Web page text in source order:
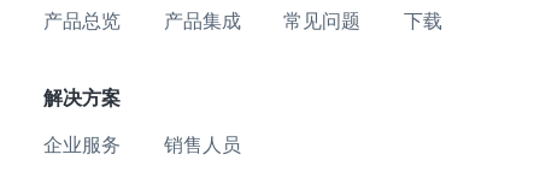
产品总览 产品集成 常见问题 下载
解决方案
企业服务 销售人员